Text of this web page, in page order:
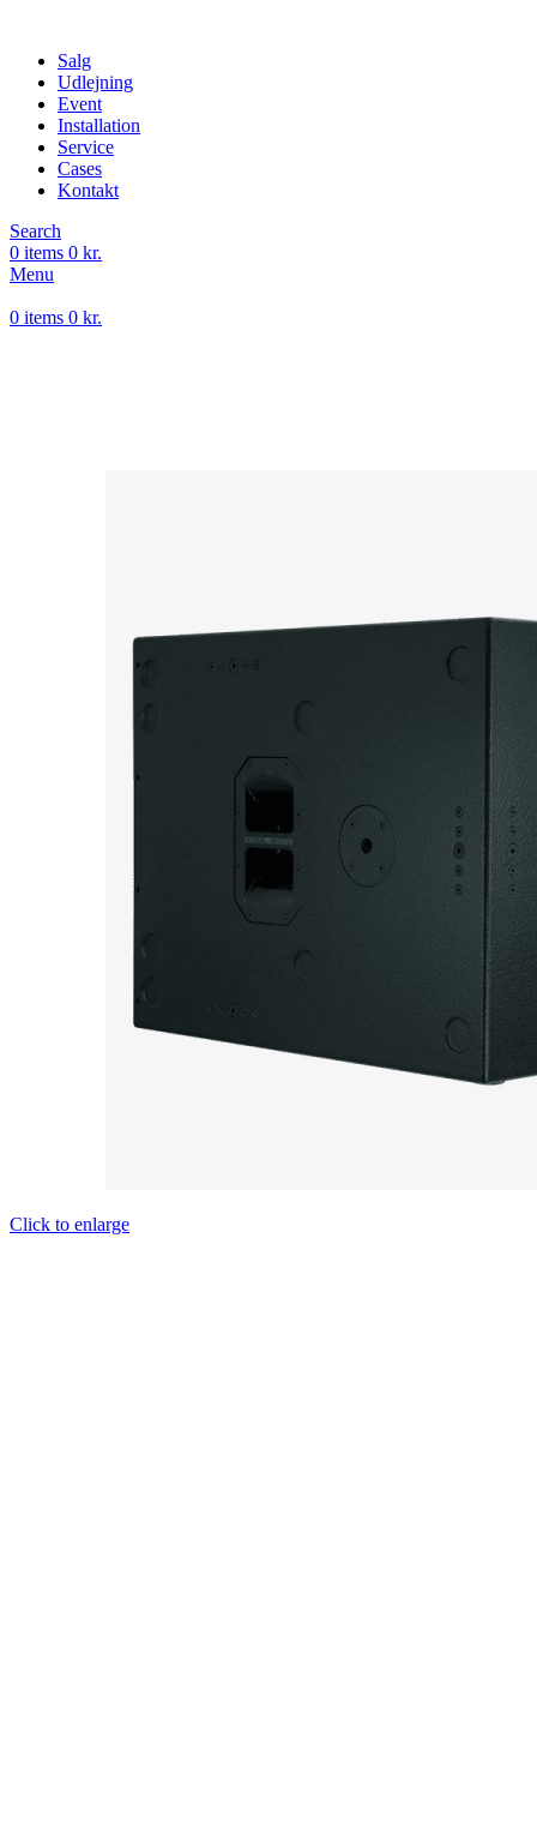
Salg
Udlejning
Event
Installation
Service
Cases
Kontakt
Search
0 items 0 kr.
Menu
0 items 0 kr.
Click to enlarge